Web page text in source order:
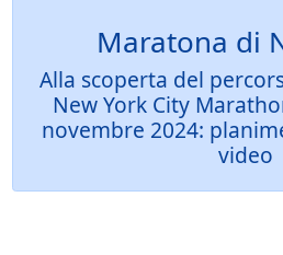
Maratona di
Alla scoperta del
New York City
novembre 2024:
video